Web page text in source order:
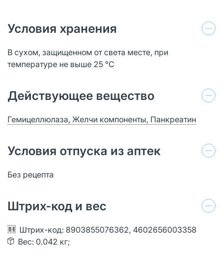
Условия хранения
В сухом, защищенном от света месте, при
температуре не выше 25 °C
Действующее вещество
Гемицеллюлаза, Желчи компоненты, Панкреатин
Условия отпуска из аптек
Без рецепта
Штрих-код и вес
Штрих-код: 8903855076362, 4602656003358
Вес: 0.042 кг;